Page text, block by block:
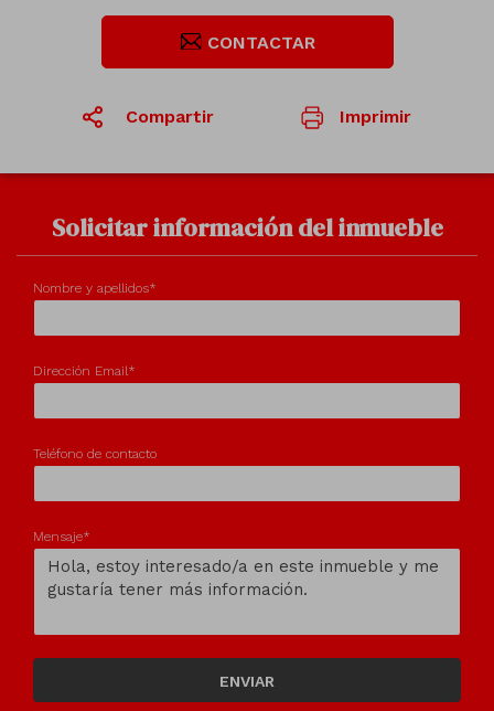
CONTACTAR
Compartir Imprimir
Solicitar información del inmueble
Nombre y apellidos*
Dirección Email*
Teléfono de contacto
Mensaje*
ENVIAR